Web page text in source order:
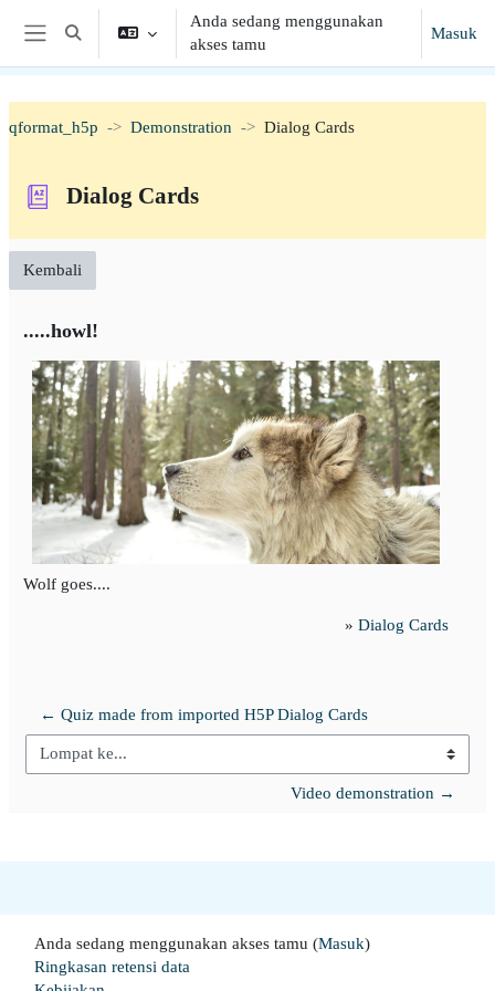
Lewati ke konten utama
Panel samping
Alihkan input pencarian
Anda sedang menggunakan
akses tamu
Masuk
qformat_h5p Demonstration Dialog Cards
Dialog Cards
Kembali
.....howl!
Wolf goes....
» Dialog Cards
← Quiz made from imported H5P Dialog Cards
Lompat ke...
Video demonstration →
Anda sedang menggunakan akses tamu (Masuk)
Ringkasan retensi data